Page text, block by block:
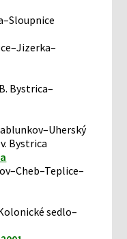
Bystrica–
Bystrica
sedlo–